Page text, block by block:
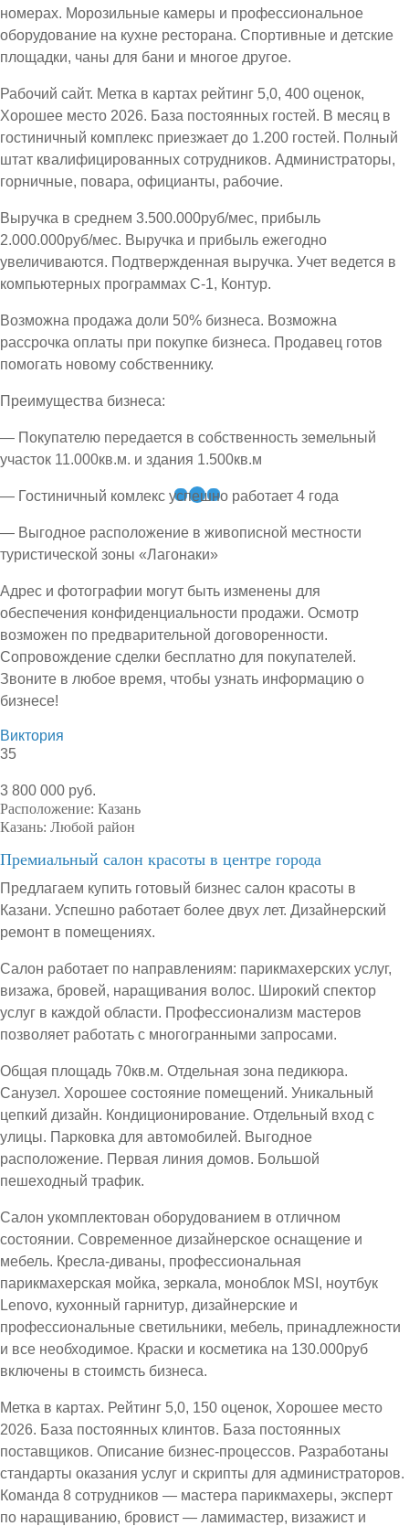
номерах. Морозильные камеры и профессиональное
оборудование на кухне ресторана. Спортивные и детские
площадки, чаны для бани и многое другое.
Рабочий сайт. Метка в картах рейтинг 5,0, 400 оценок,
Хорошее место 2026. База постоянных гостей. В месяц в
гостиничный комплекс приезжает до 1.200 гостей. Полный
штат квалифицированных сотрудников. Администраторы,
горничные, повара, официанты, рабочие.
Выручка в среднем 3.500.000руб/мес, прибыль
2.000.000руб/мес. Выручка и прибыль ежегодно
увеличиваются. Подтвержденная выручка. Учет ведется в
компьютерных программах С-1, Контур.
Возможна продажа доли 50% бизнеса. Возможна
рассрочка оплаты при покупке бизнеса. Продавец готов
помогать новому собственнику.
Преимущества бизнеса:
— Покупателю передается в собственность земельный
участок 11.000кв.м. и здания 1.500кв.м
— Гостиничный комлекс успешно работает 4 года
— Выгодное расположение в живописной местности
туристической зоны «Лагонаки»
Адрес и фотографии могут быть изменены для
обеспечения конфиденциальности продажи. Осмотр
возможен по предварительной договоренности.
Сопровождение сделки бесплатно для покупателей.
Звоните в любое время, чтобы узнать информацию о
бизнесе!
Виктория
35
3 800 000 руб.
Расположение: Казань
Казань: Любой район
Премиальный салон красоты в центре города
Предлагаем купить готовый бизнес салон красоты в
Казани. Успешно работает более двух лет. Дизайнерский
ремонт в помещениях.
Салон работает по направлениям: парикмахерских услуг,
визажа, бровей, наращивания волос. Широкий спектор
услуг в каждой области. Профессионализм мастеров
позволяет работать с многогранными запросами.
Общая площадь 70кв.м. Отдельная зона педикюра.
Санузел. Хорошее состояние помещений. Уникальный
цепкий дизайн. Кондиционирование. Отдельный вход с
улицы. Парковка для автомобилей. Выгодное
расположение. Первая линия домов. Большой
пешеходный трафик.
Салон укомплектован оборудованием в отличном
состоянии. Современное дизайнерское оснащение и
мебель. Кресла-диваны, профессиональная
парикмахерская мойка, зеркала, моноблок MSI, ноутбук
Lenovo, кухонный гарнитур, дизайнерские и
профессиональные светильники, мебель, принадлежности
и все необходимое. Краски и косметика на 130.000руб
включены в стоимсть бизнеса.
Метка в картах. Рейтинг 5,0, 150 оценок, Хорошее место
2026. База постоянных клинтов. База постоянных
поставщиков. Описание бизнес-процессов. Разработаны
стандарты оказания услуг и скрипты для администраторов.
Команда 8 сотрудников — мастера парикмахеры, эксперт
по наращиванию, бровист — ламимастер, визажист и